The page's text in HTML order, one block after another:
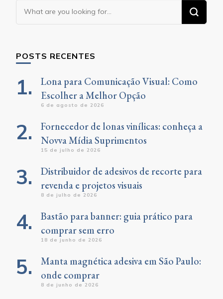
Looking
for
POSTS RECENTES
Lona para Comunicação Visual: Como
Escolher a Melhor Opção
6 de agosto de 2026
Fornecedor de lonas vinílicas: conheça a
Novva Mídia Suprimentos
15 de julho de 2026
Distribuidor de adesivos de recorte para
revenda e projetos visuais
8 de julho de 2026
Bastão para banner: guia prático para
comprar sem erro
18 de junho de 2026
Manta magnética adesiva em São Paulo:
onde comprar
8 de junho de 2026